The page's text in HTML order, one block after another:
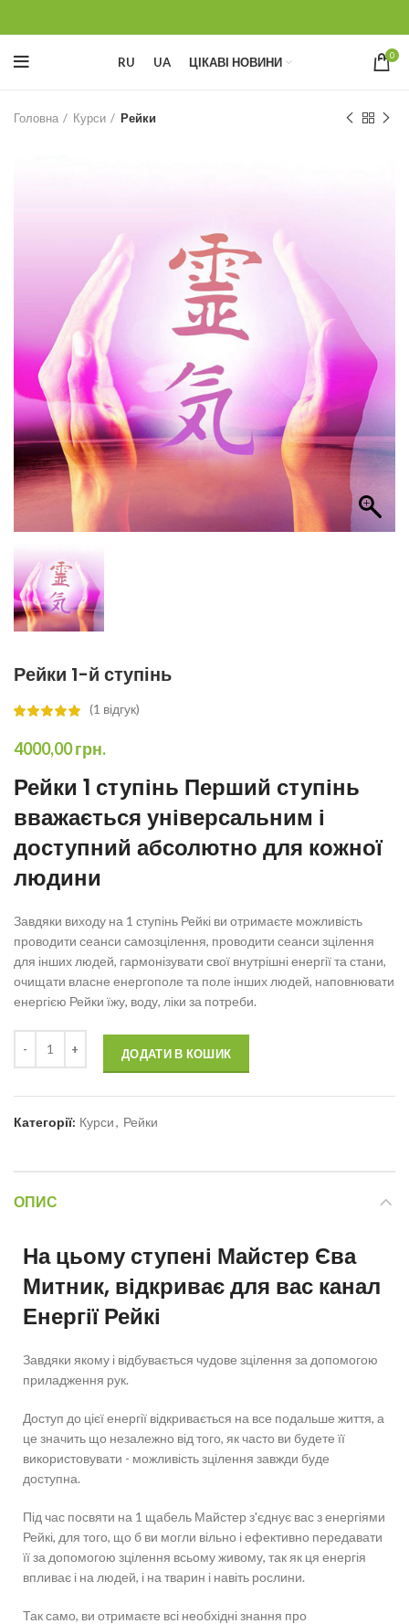
RU UA ЦІКАВІ НОВИНИ 0
Головна Курси Рейки
Рейки 1-й ступінь
(1 відгук)
4000,00грн.
Рейки 1 ступінь Перший ступінь
вважається універсальним і
доступний абсолютно для кожної
людини
Завдяки виходу на 1 ступінь Рейкі ви отримаєте можливість
проводити сеанси самозцілення, проводити сеанси зцілення
для інших людей, гармонізувати свої внутрішні енергії та стани,
очищати власне енергополе та поле інших людей, наповнювати
енергією Рейки їжу, воду, ліки за потреби.
ДОДАТИ В КОШИК
Категорії: Курси, Рейки
ОПИС
На цьому ступені Майстер Єва
Митник, відкриває для вас канал
Енергії Рейкі
Завдяки якому і відбувається чудове зцілення за допомогою
приладження рук.
Доступ до цієї енергії відкривається на все подальше життя, а
це значить що незалежно від того, як часто ви будете її
використовувати - можливість зцілення завжди буде
доступна.
Під час посвяти на 1 щабель Майстер з'єднує вас з енергіями
Рейкі, для того, що б ви могли вільно і ефективно передавати
її за допомогою зцілення всьому живому, так як ця енергія
впливає і на людей, і на тварин і навіть рослини.
Так само, ви отримаєте всі необхідні знання про